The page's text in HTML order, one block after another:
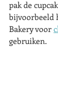
pak de
bijvoorbeeld
Bakery voor
gebruiken.